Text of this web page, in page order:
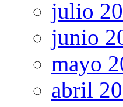
julio
junio
mayo
abril